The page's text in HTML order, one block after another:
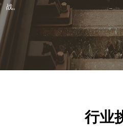
战。
行业